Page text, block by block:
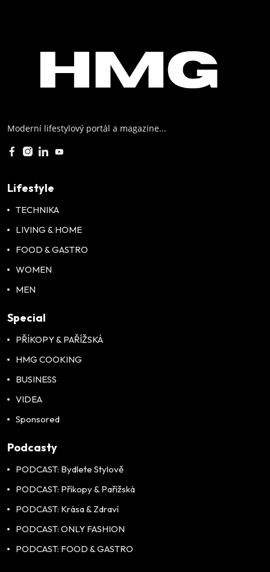
Moderní lifestylový portál a magazine...
Lifestyle
TECHNIKA
LIVING & HOME
FOOD & GASTRO
WOMEN
Special
PŘÍKOPY & PAŘÍŽSKÁ
HMG COOKING
BUSINESS
VIDEA
Podcasty
PODCAST: Bydlete Stylově
PODCAST: Příkopy & Pařížská
PODCAST: Krása & Zdraví
PODCAST: ONLY FASHION